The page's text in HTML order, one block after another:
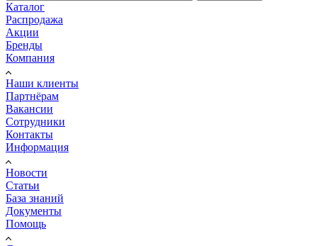
Каталог
Распродажа
Акции
Бренды
Компания
Наши клиенты
Партнёрам
Вакансии
Сотрудники
Контакты
Информация
Новости
Статьи
База знаний
Документы
Помощь